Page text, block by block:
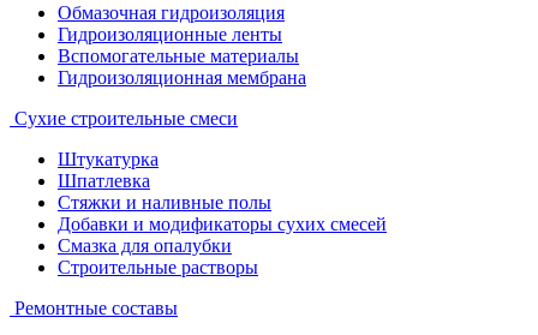
Обмазочная гидроизоляция
Гидроизоляционные ленты
Вспомогательные материалы
Гидроизоляционная мембрана
Сухие строительные смеси
Штукатурка
Шпатлевка
Стяжки и наливные полы
Добавки и модификаторы сухих смесей
Смазка для опалубки
Строительные растворы
Ремонтные составы